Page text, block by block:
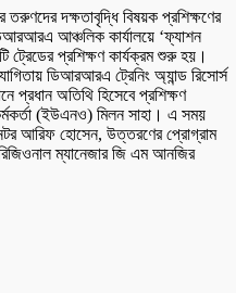
তরুণদের দক্ষতাবৃদ্ধি বিষয়ক প্রশিক্ষণের
আঞ্চলিক কার্যালয়ে ‘ফ্যাশন
ট্রেডের প্রশিক্ষণ কার্যক্রম শুরু হয়।
ডিআরআরএ ট্রেনিং অ্যান্ড রিসোর্স
প্রধান অতিথি হিসেবে প্রশিক্ষণ
(ইউএনও) মিলন সাহা। এ সময়
আরিফ হোসেন, উত্তরণের প্রোগ্রাম
ম্যানেজার জি এম আনজির